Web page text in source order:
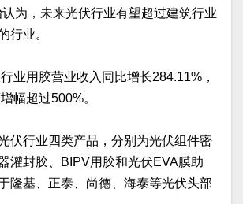
为，未来光伏行业有望超过建筑行业
行业。
业用胶营业收入同比增长284.11%，
幅超过500%。
伏行业四类产品，分别为光伏组件密
灌封胶、BIPV用胶和光伏EVA膜助
隆基、正泰、尚德、海泰等光伏头部